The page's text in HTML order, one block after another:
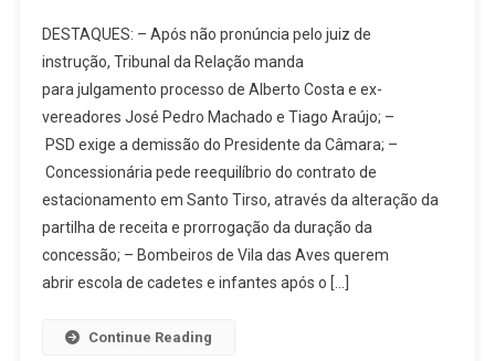
Concessionária
Pede
Reequilíbrio
Contrato
DESTAQUES: – Após não pronúncia pelo juiz de
instrução, Tribunal da Relação manda
para julgamento processo de Alberto Costa e ex-
vereadores José Pedro Machado e Tiago Araújo; –
PSD exige a demissão do Presidente da Câmara; –
Concessionária pede reequilíbrio do contrato de
estacionamento em Santo Tirso, através da alteração da
partilha de receita e prorrogação da duração da
concessão; – Bombeiros de Vila das Aves querem
abrir escola de cadetes e infantes após o […]
Continue Reading